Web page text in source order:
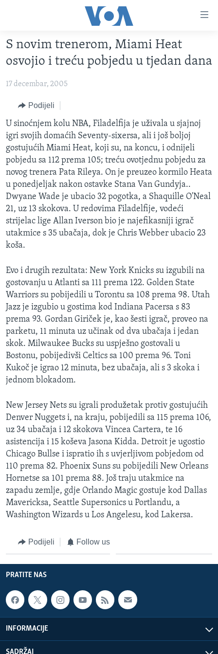
glavni
sadržaj
na
navigaciju
Idi
na
pretragu
VIDEO
FOTOGRAFIJE DANA
VIJESTI
SJEDINJENE AMERIČKE DRŽAVE
BOSNA I HERCEGOVINA
SVIJET
NAUKA I TEHNOLOGIJA
SPECIJALNI PROJEKTI
KORUPCIJA
SLOBODA MEDIJA
ŽENSKA STRANA
IZBJEGLIČKA STRANA
MAGAZIN
O GLASU AMERIKE
Learning English
PRATITE NAS
Jezici
S novim trenerom, Miami Heat
osvojio i treću pobjedu u tjedan dana
17 decembar, 2005
Podijeli
U sinoćnjem kolu NBA, Filadelfija je uživala u sjajnoj
igri svojih domaćih Seventy-sixersa, ali i još boljoj
gostujućih Miami Heat, koji su, na koncu, i odnijeli
pobjedu sa 112 prema 105; treću ovotjednu pobjedu za
novog trenera Pata Rileya. On je preuzeo kormilo Heata
u ponedjeljak nakon ostavke Stana Van Gundyja..
Dwyane Wade je ubacio 32 pogotka, a Shaquille O'Neal
21, uz 13 skokova. U redovima Filadelfije, vodeći
strijelac lige Allan Iverson bio je najefikasniji igrač
utakmice s 35 ubačaja, dok je Chris Webber ubacio 23
koša.
Evo i drugih rezultata: New York Knicks su izgubili na
gostovanju u Atlanti sa 111 prema 122. Golden State
Warriors su pobijedili u Torontu sa 108 prema 98. Utah
Jazz je izgubio u gostima kod Indiana Pacersa s 83
prema 93. Gordan Giriček je, kao šesti igrač, proveo na
parketu, 11 minuta uz učinak od dva ubačaja i jedan
skok. Milwaukee Bucks su uspješno gostovali u
Bostonu, pobijedivši Celtics sa 100 prema 96. Toni
Kukoč je igrao 12 minuta, bez ubačaja, ali s 3 skoka i
jednom blokadom.
New Jersey Nets su igrali produžetak protiv gostujućih
Denver Nuggets i, na kraju, pobijedili sa 115 prema 106,
uz 34 ubačaja i 12 skokova Vincea Cartera, te 16
asistencija i 15 koševa Jasona Kidda. Detroit je ugostio
Chicago Bullse i ispratio ih s uvjerljivom pobjedom od
110 prema 82. Phoenix Suns su pobijedili New Orleans
Hornetse sa 101 prema 88. Još traju utakmice na
zapadu zemlje, gdje Orlando Magic gostuje kod Dallas
Mavericksa, Seattle Supersonics u Portlandu, a
Washington Wizards u Los Angelesu, kod Lakersa.
Podijeli Follow us
PRATITE NAS
INFORMACIJE
SADRŽAJ